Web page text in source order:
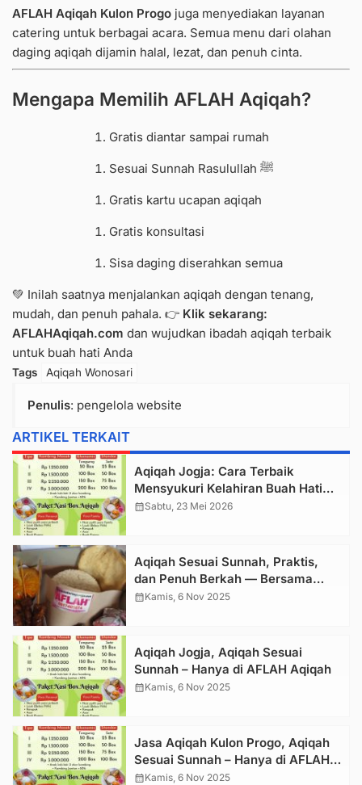
AFLAH Aqiqah Kulon Progo juga menyediakan layanan
catering untuk berbagai acara. Semua menu dari olahan
daging aqiqah dijamin halal, lezat, dan penuh cinta.
Mengapa Memilih AFLAH Aqiqah?
Gratis diantar sampai rumah
Sesuai Sunnah Rasulullah ﷺ
Gratis kartu ucapan aqiqah
Gratis konsultasi
Sisa daging diserahkan semua
💚 Inilah saatnya menjalankan aqiqah dengan tenang,
mudah, dan penuh pahala. 👉 Klik sekarang:
AFLAHAqiqah.com dan wujudkan ibadah aqiqah terbaik
untuk buah hati Anda
Tags Aqiqah Wonosari
Penulis: pengelola website
ARTIKEL TERKAIT
Aqiqah Jogja: Cara Terbaik
Mensyukuri Kelahiran Buah Hati
dengan Lebih Tenang, Praktis, dan
calendar_monthSabtu, 23 Mei 2026
Aqiqah Sesuai Sunnah, Praktis,
dan Penuh Berkah — Bersama
Aflah Aqiqah
calendar_monthKamis, 6 Nov 2025
Aqiqah Jogja, Aqiqah Sesuai
Sunnah – Hanya di AFLAH Aqiqah
calendar_monthKamis, 6 Nov 2025
Jasa Aqiqah Kulon Progo, Aqiqah
Sesuai Sunnah – Hanya di AFLAH
Aqiqah
calendar_monthKamis, 6 Nov 2025